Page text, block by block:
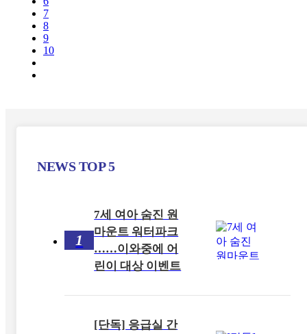
7
8
9
10
NEWSTOP 5
1
7세 여아 숨진 원
마운트 워터파크
……이와중에 어
린이 대상 이벤트
[단독] 응급실 간